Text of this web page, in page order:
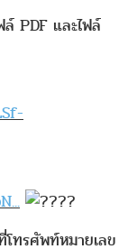
PDF และไฟล์
โทรศัพท์หมายเลข